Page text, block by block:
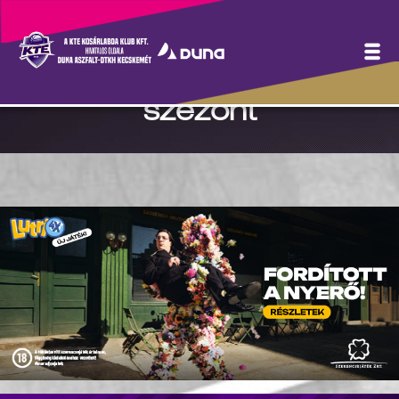
Hegedűs Gergely: Jó
szájízzel zárhattuk a
szezont